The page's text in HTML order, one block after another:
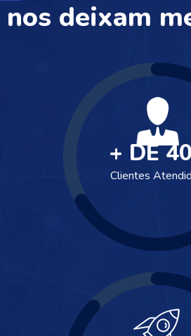
nos deixam
Clientes
+ DE